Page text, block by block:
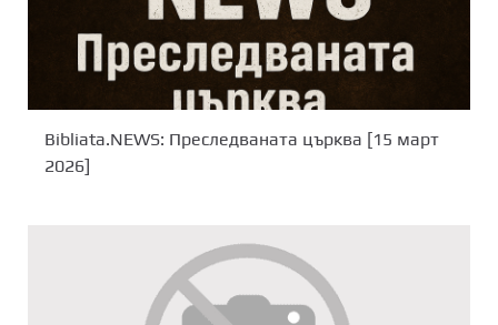
Bibliata.NEWS: Преследваната църква [15 март
2026]